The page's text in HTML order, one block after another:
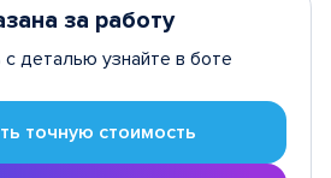
за работу
деталью узнайте в боте
точную стоимость